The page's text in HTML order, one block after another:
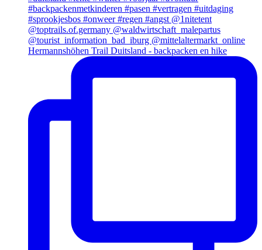
Hermannshöhen Trail Duitsland - backpacken en hike